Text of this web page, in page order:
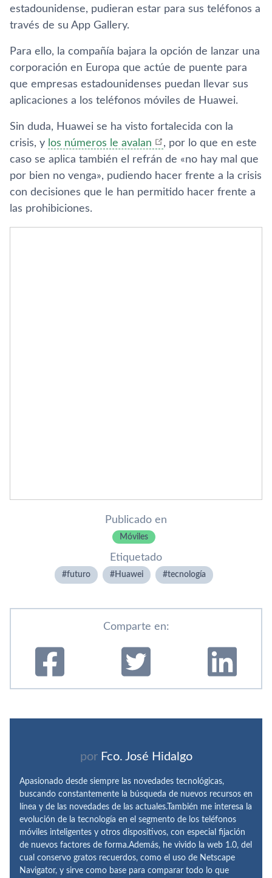
estadounidense, pudieran estar para sus teléfonos a
través de su App Gallery.
Para ello, la compañía bajara la opción de lanzar una
corporación en Europa que actúe de puente para
que empresas estadounidenses puedan llevar sus
aplicaciones a los teléfonos móviles de Huawei.
Sin duda, Huawei se ha visto fortalecida con la
crisis, y los números le avalan
, por lo que en este
caso se aplica también el refrán de «no hay mal que
por bien no venga», pudiendo hacer frente a la crisis
con decisiones que le han permitido hacer frente a
las prohibiciones.
Publicado en
Móviles
Etiquetado
futuro Huawei tecnologí­a
Comparte en:
por Fco. José Hidalgo
Apasionado desde siempre las novedades tecnológicas,
buscando constantemente la búsqueda de nuevos recursos en
línea y de las novedades de las actuales.También me interesa la
evolución de la tecnología en el segmento de los teléfonos
móviles inteligentes y otros dispositivos, con especial fijación
de nuevos factores de forma.Además, he vivido la web 1.0, del
cual conservo gratos recuerdos, como el uso de Netscape
Navigator, y sirve como base para comparar todo lo que